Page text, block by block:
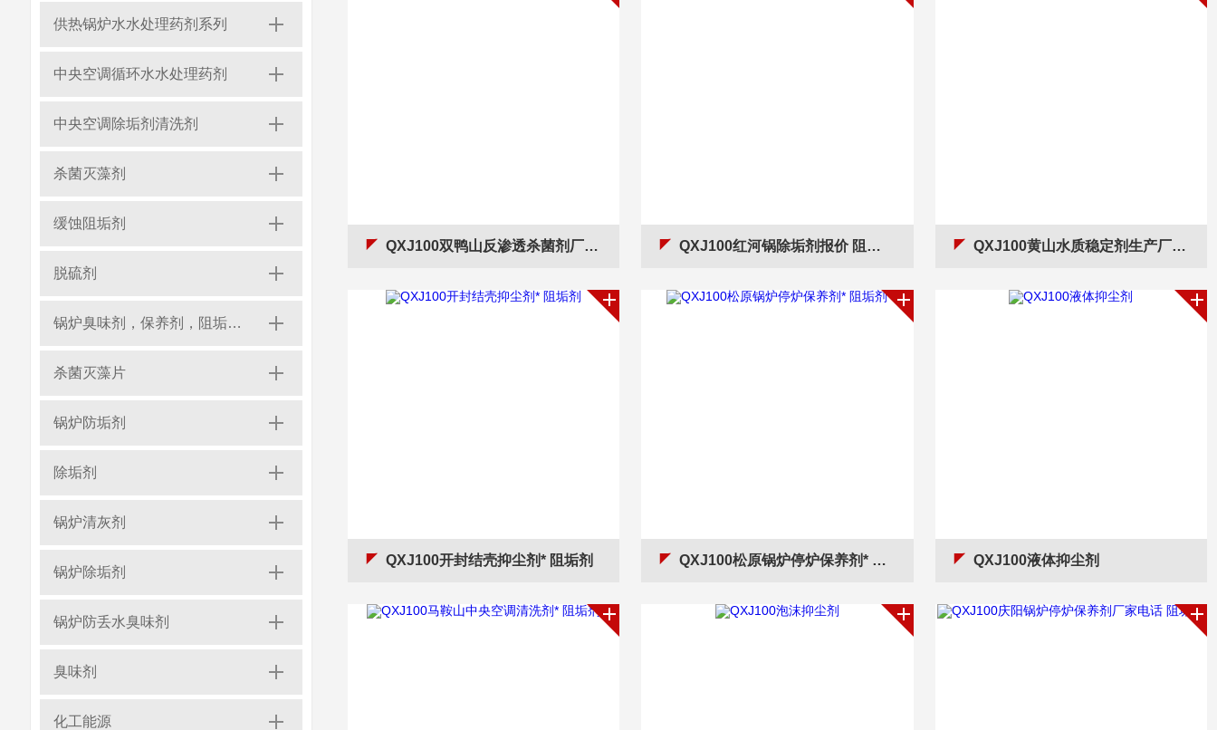
供热锅炉水水处理药剂系列
中央空调循环水水处理药剂
中央空调除垢剂清洗剂
杀菌灭藻剂
缓蚀阻垢剂
脱硫剂
锅炉臭味剂，保养剂，阻垢剂，缓蚀剂，水质稳定剂，防垢剂、清洗剂、除氧剂、放丢水剂、灭藻剂
杀菌灭藻片
锅炉防垢剂
除垢剂
锅炉清灰剂
锅炉除垢剂
锅炉防丢水臭味剂
臭味剂
化工能源
QXJ100双鸭山反渗透杀菌剂厂家 阻垢剂 QXJ100红河锅除垢剂报价 阻垢剂 QXJ100黄山水质稳定剂生产厂家 阻垢剂
QXJ100开封结壳抑尘剂* 阻垢剂 QXJ100松原锅炉停炉保养剂* 阻垢剂 QXJ100液体抑尘剂